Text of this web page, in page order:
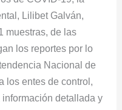
Lilibet Galván,
muestras, de las
los reportes por lo
Nacional de
los entes de control,
detallada y